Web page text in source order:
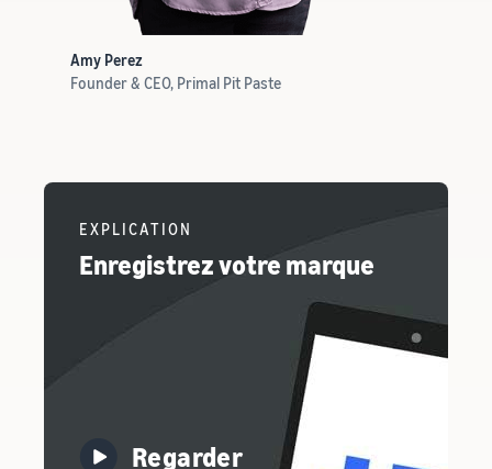
Amy Perez
Founder & CEO, Primal Pit Paste
EXPLICATION
Enregistrez votre marque
Regarder